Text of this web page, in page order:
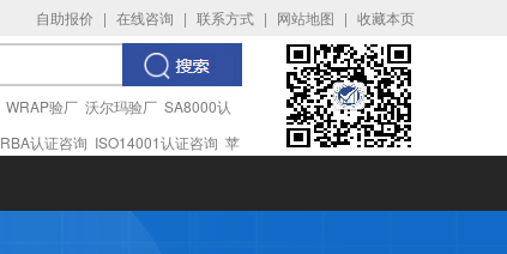
自助报价 | 在线咨询 | 联系方式 | 网站地图 | 收藏本页
WRAP验厂 沃尔玛验厂 SA8000认
RBA认证咨询 ISO14001认证咨询 苹